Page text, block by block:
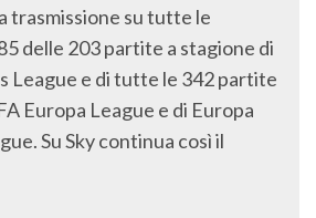
trasmissione su tutte le
delle 203 partite a stagione di
League e di tutte le 342 partite
Europa League e di Europa
Su Sky continua così il